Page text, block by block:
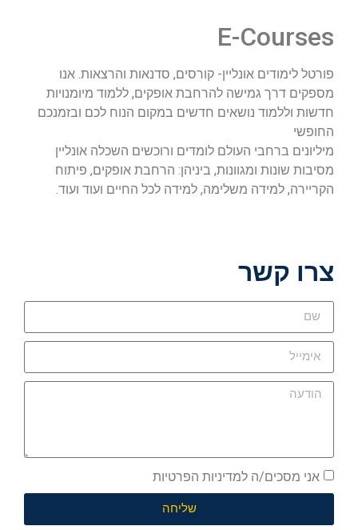
E-Courses
פורטל לימודים אונליין- קורסים, סדנאות והרצאות. אנו
מספקים דרך גמישה להרחבת אופקים, ללמוד מיומנויות
חדשות וללמוד נושאים חדשים במקום הנוח לכם ובזמנכם
החופשי
מיליונים ברחבי העולם לומדים ורוכשים השכלה אונליין
מסיבות שונות ומגוונות, ביניהן: הרחבת אופקים, פיתוח
הקריירה, למידה משלימה, למידה לכל החיים ועוד ועוד.
צרו קשר
אני מסכים/ה למדיניות הפרטיות
שליחה